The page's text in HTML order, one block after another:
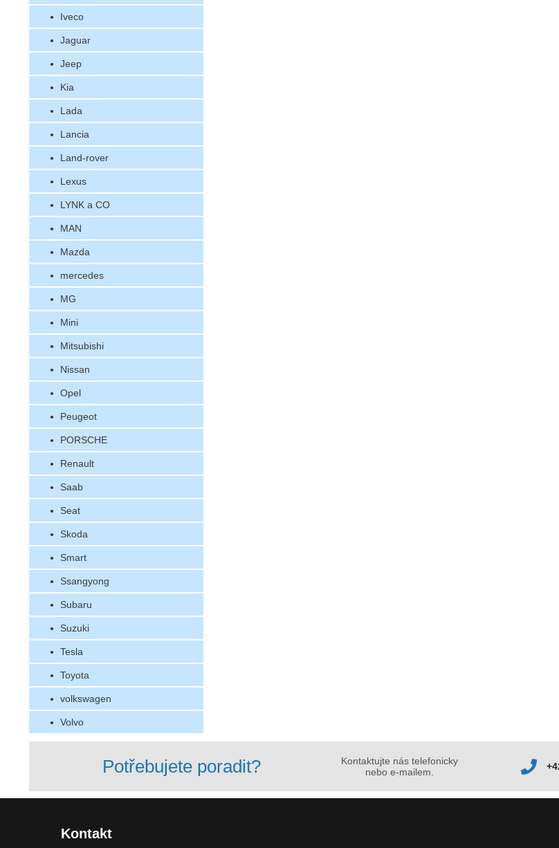
Iveco
Jaguar
Jeep
Kia
Lada
Lancia
Land-rover
Lexus
LYNK a CO
MAN
Mazda
mercedes
MG
Mini
Mitsubishi
Nissan
Opel
Peugeot
PORSCHE
Renault
Saab
Seat
Skoda
Smart
Ssangyong
Subaru
Suzuki
Tesla
Toyota
volkswagen
Volvo
Potřebujete poradit?
Kontaktujte nás telefonicky
nebo e-mailem.
Kontakt